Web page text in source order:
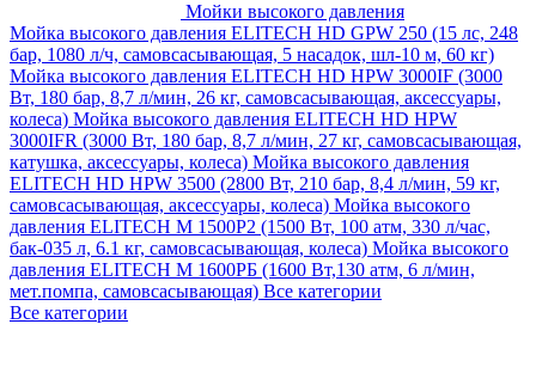
Мойки высокого давления
Мойка высокого давления ELITECH HD GPW 250 (15 лс, 248
бар, 1080 л/ч, самовсасывающая, 5 насадок, шл-10 м, 60 кг)
Мойка высокого давления ELITECH HD HPW 3000IF (3000
Вт, 180 бар, 8,7 л/мин, 26 кг, самовсасывающая, аксессуары,
колеса) Мойка высокого давления ELITECH HD HPW
3000IFR (3000 Вт, 180 бар, 8,7 л/мин, 27 кг, самовсасывающая,
катушка, аксессуары, колеса) Мойка высокого давления
ELITECH HD HPW 3500 (2800 Вт, 210 бар, 8,4 л/мин, 59 кг,
самовсасывающая, аксессуары, колеса) Мойка высокого
давления ELITECH M 1500P2 (1500 Вт, 100 атм, 330 л/час,
бак-035 л, 6.1 кг, самовсасывающая, колеса) Мойка высокого
давления ELITECH М 1600РБ (1600 Вт,130 атм, 6 л/мин,
мет.помпа, самовсасывающая) Все категории
Все категории